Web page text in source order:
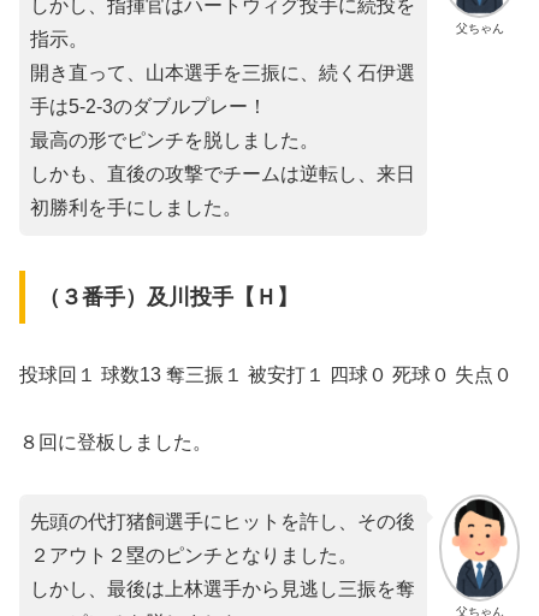
父ちゃん
しかし、指揮官はハートウィグ投手に続投を
指示。
開き直って、山本選手を三振に、続く石伊選
手は5-2-3のダブルプレー！
最高の形でピンチを脱しました。
しかも、直後の攻撃でチームは逆転し、来日
初勝利を手にしました。
（３番手）及川投手【Ｈ】
投球回１ 球数13 奪三振１ 被安打１ 四球０ 死球０ 失点０
８回に登板しました。
父ちゃん
先頭の代打猪飼選手にヒットを許し、その後
２アウト２塁のピンチとなりました。
しかし、最後は上林選手から見逃し三振を奪